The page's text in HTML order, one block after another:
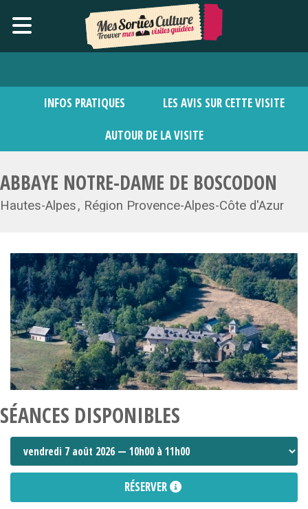
INFOS PRATIQUES LES AVIS SUR CETTE VISITE
AUTOUR DE LA VISITE
ABBAYE NOTRE-DAME DE BOSCODON
Hautes-Alpes Région Provence-Alpes-Côte d'Azur
SÉANCES DISPONIBLES
RÉSERVER